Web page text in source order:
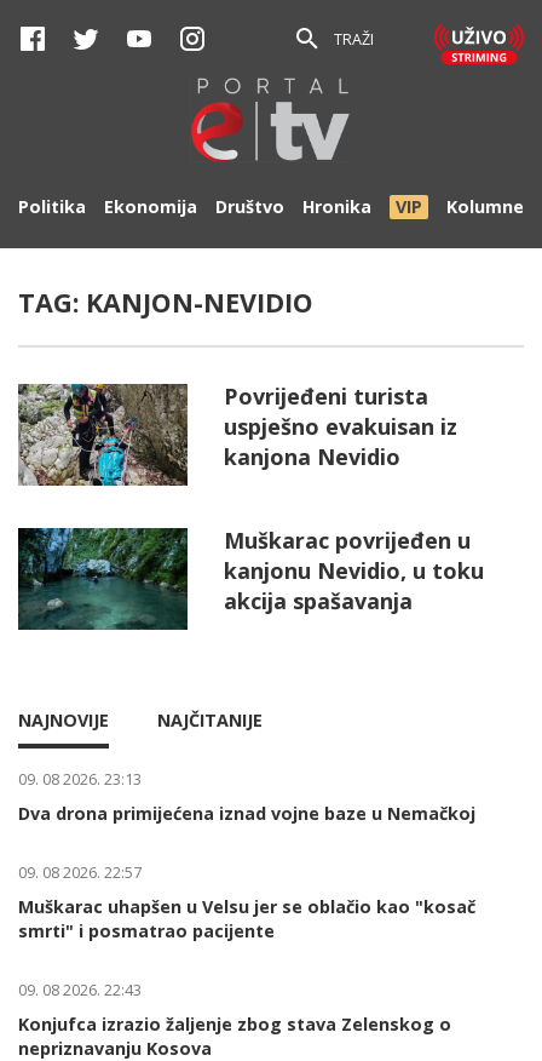
TRAŽI
Politika Ekonomija Društvo Hronika VIP Kolumne
TAG: KANJON-NEVIDIO
Povrijeđeni turista
uspješno evakuisan iz
kanjona Nevidio
Muškarac povrijeđen u
kanjonu Nevidio, u toku
akcija spašavanja
NAJNOVIJE NAJČITANIJE
09. 08 2026. 23:13
Dva drona primijećena iznad vojne baze u Nemačkoj
09. 08 2026. 22:57
Muškarac uhapšen u Velsu jer se oblačio kao "kosač
smrti" i posmatrao pacijente
09. 08 2026. 22:43
Konjufca izrazio žaljenje zbog stava Zelenskog o
nepriznavanju Kosova